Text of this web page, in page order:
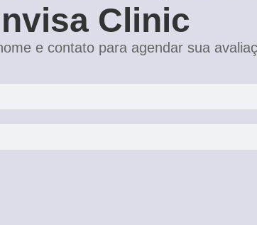
Clinic
e contato para agendar sua